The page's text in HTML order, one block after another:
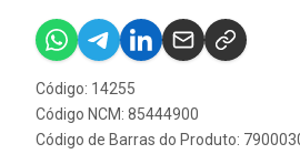
Código: 14255
Código NCM: 85444900
Código de Barras do Produto: